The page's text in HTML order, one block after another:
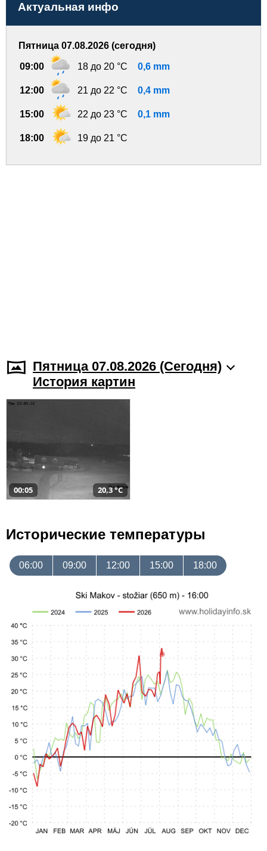
Актуальная инфо
Пятница 07.08.2026 (сегодня)
09:00 18 до 20 °C 0,6 mm
12:00 21 до 22 °C 0,4 mm
15:00 22 до 23 °C 0,1 mm
18:00 19 до 21 °C
Пятница 07.08.2026 (Cегодня)
История картин
00:05 20,3 °C
Исторические температуры
06:00 09:00 12:00 15:00 18:00